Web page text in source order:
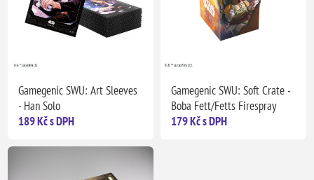
Gamegenic SWU: Art Sleeves
- Han Solo
189 Kč s DPH
Gamegenic SWU: Soft Crate -
Boba Fett/Fetts Firespray
179 Kč s DPH